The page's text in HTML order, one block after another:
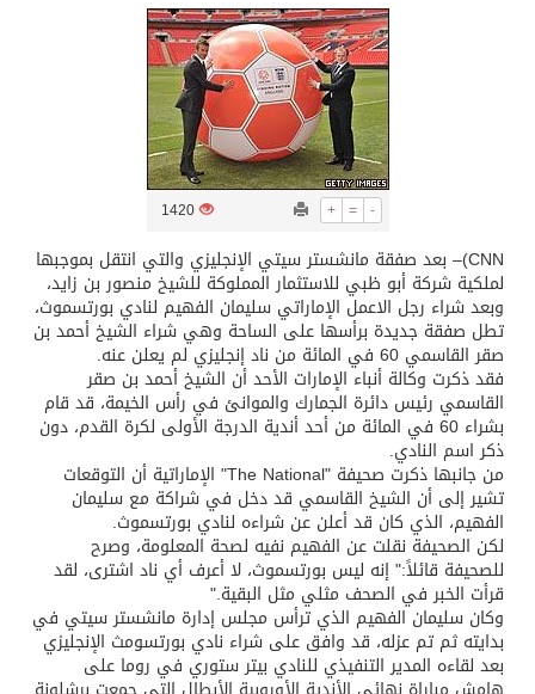
ثلة من الضابطات في الجييش الكويتي
كسوة الكعبة تعتلي البيت العتيق
+ = -
1420
CNN)– بعد صفقة مانشستر سيتي الإنجليزي والتي انتقل بموجبها
لملكية شركة أبو ظبي للاستثمار المملوكة للشيخ منصور بن زايد،
وبعد شراء رجل الاعمل الإماراتي سليمان الفهيم لنادي بورتسموث،
تطل صفقة جديدة برأسها على الساحة وهي شراء الشيخ أحمد بن
صقر القاسمي 60 في المائة من ناد إنجليزي لم يعلن عنه.
فقد ذكرت وكالة أنباء الإمارات الأحد أن الشيخ أحمد بن صقر
القاسمي رئيس دائرة الجمارك والموانئ في رأس الخيمة، قد قام
بشراء 60 في المائة من أحد أندية الدرجة الأولى لكرة القدم، دون
ذكر اسم النادي.
من جانبها ذكرت صحيفة "The National" الإماراتية أن التوقعات
تشير إلى أن الشيخ القاسمي قد دخل في شراكة مع سليمان
الفهيم، الذي كان قد أعلن عن شراءه لنادي بورتسموث.
لكن الصحيفة نقلت عن الفهيم نفيه لصحة المعلومة، وصرح
للصحيفة قائلاً:" إنه ليس بورتسموث، لا أعرف أي ناد اشترى، لقد
قرأت الخبر في الصحف مثلي مثل البقية."
وكان سليمان الفهيم الذي ترأس مجلس إدارة مانشستر سيتي في
بدايته ثم تم عزله، قد وافق على شراء نادي بورتسومث الإنجليزي
بعد لقاءه المدير التنفيذي للنادي بيتر ستوري في روما على